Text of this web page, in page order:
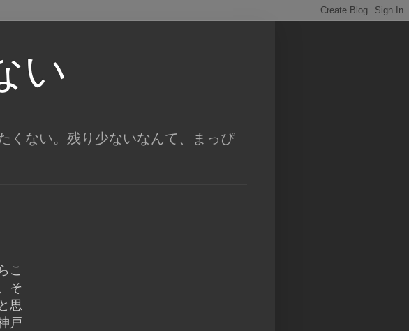
い
ない。残り少ないなんて、まっぴ
こ
そ
思
戸